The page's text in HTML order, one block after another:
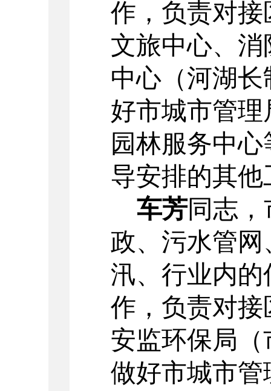
作，负责对
文旅中心、
中心（河湖
好市城市管
园林服务中
导安排的其他
车芳同志，
政、污水管
汛、行业内
作，负责对
安监环保局
做好市城市